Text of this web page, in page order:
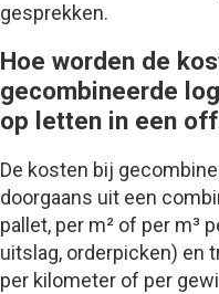
gesprekken.
Hoe worden de
gecombineerde
op letten in een
De kosten bij
doorgaans uit een
pallet, per m² of per m³
uitslag, orderpicken) en
per kilometer of per